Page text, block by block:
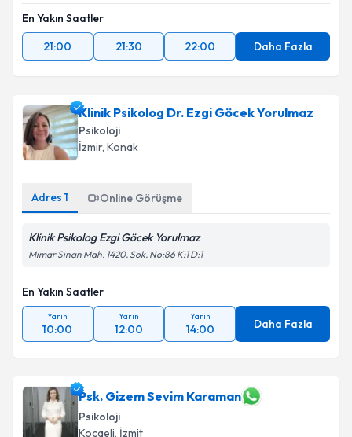
En Yakın Saatler
21:00
21:30 22:00 Daha Fazla
Klinik Psikolog Dr. Ezgi Göcek Yorulmaz
Psikoloji
İzmir, Konak
Adres 1 Online Görüşme
Klinik Psikolog Ezgi Göcek Yorulmaz
Mimar Sinan Mah. 1420. Sok. No:86 K:1 D:1
En Yakın Saatler
Yarın
10:00
Yarın
12:00
Yarın
14:00 Daha Fazla
Psk. Gizem Sevim Karaman
Psikoloji
Kocaeli, İzmit